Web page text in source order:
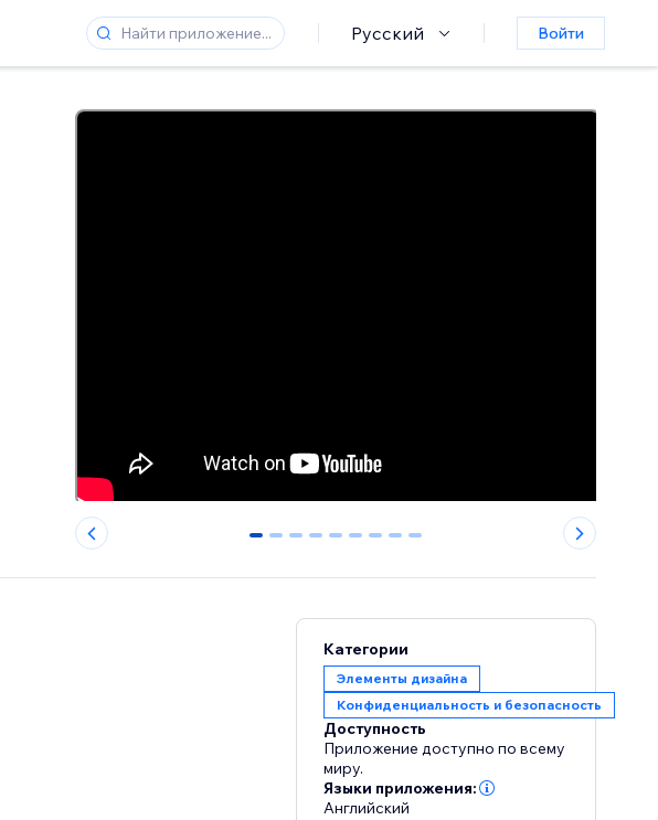
Русский Войти
0 1 2 3 4 5 6 7 8
Категории
Элементы дизайна
Конфиденциальность и безопасность
Доступность
Приложение доступно по всему
миру.
Языки приложения:
Английский